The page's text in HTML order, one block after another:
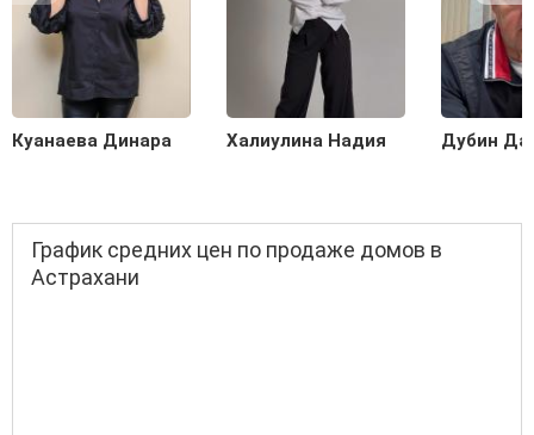
Куанаева Динара Халиулина Надия Дубин
График средних цен по продаже домов в
Астрахани